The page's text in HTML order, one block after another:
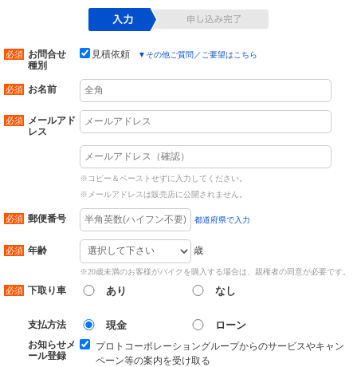
お問合せ
種別
見積依頼 ▼ その他ご質問／ご要望はこちら
お名前
メールアド
レス
※コピー＆ペーストせずに入力してください。
※メールアドレスは販売店に公開されません。
郵便番号 都道府県で入力
年齢 歳
※20歳未満のお客様がバイクを購入する場合は、親権者の同意が必要です。
下取り車 あり なし
支払方法 現金 ローン
お知らせメ
ール登録
プロトコーポレーショングループからのサービスやキャン
ペーン等の案内を受け取る